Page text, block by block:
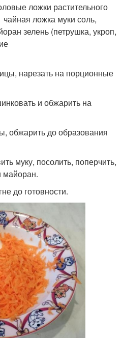
ложки растительного
ложка муки соль,
зелень (петрушка, укроп,
нарезать на порционные
и обжарить на
обжарить до образования
муку, посолить, поперчить,
майоран.
до готовности.